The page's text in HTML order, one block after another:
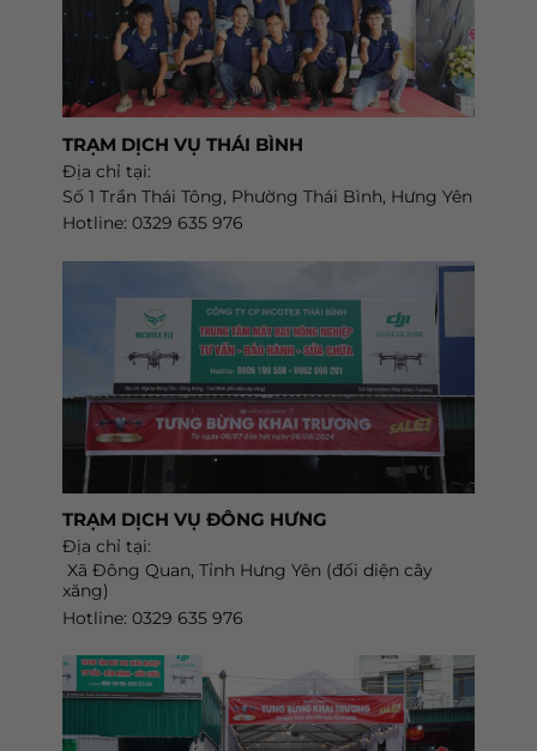
TRẠM DỊCH VỤ THÁI BÌNH
Địa chỉ tại:
Số 1 Trần Thái Tông, Phường Thái Bình, Hưng Yên
Hotline: 0329 635 976
TRẠM DỊCH VỤ ĐÔNG HƯNG
Địa chỉ tại:
Xã Đông Quan, Tỉnh Hưng Yên (đối diện cây
xăng)
Hotline: 0329 635 976